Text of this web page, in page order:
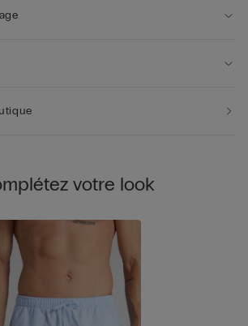
votre look